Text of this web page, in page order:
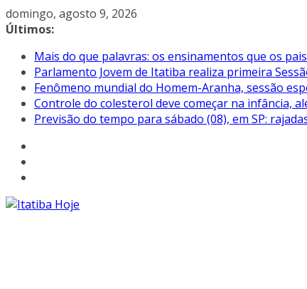
Pular
para
conteúdo
domingo, agosto 9, 2026
Últimos:
Mais do que palavras: os ensinamentos que os
Parlamento Jovem de Itatiba realiza primeira
Fenômeno mundial do Homem-Aranha, sessão
Controle do colesterol deve começar na infância,
Previsão do tempo para sábado (08), em SP: